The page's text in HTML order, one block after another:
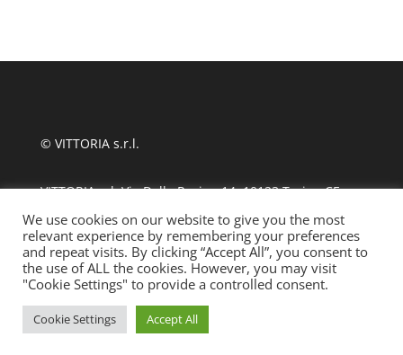
© VITTORIA s.r.l.
VITTORIA srl, Via Delle Rosine 14, 10123 Torino CF
11124480010
tel +39 011 889870| fax 011 8123486
info@ssmlto.it
We use cookies on our website to give you the most
relevant experience by remembering your preferences
and repeat visits. By clicking “Accept All”, you consent to
the use of ALL the cookies. However, you may visit
"Cookie Settings" to provide a controlled consent.
Cookie Settings Accept All